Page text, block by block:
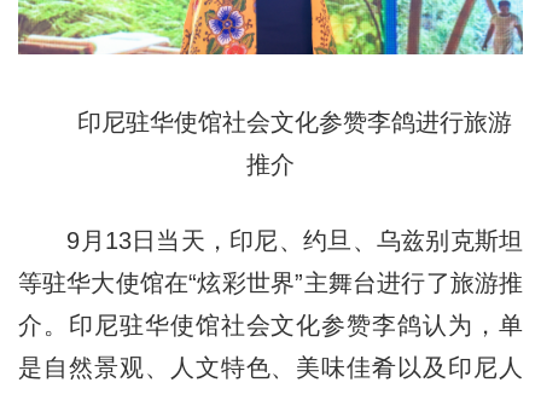
印尼驻华使馆社会文化参赞李鸽进行旅游
推介
9月13日当天，印尼、约旦、乌兹别克斯坦
等驻华大使馆在“炫彩世界”主舞台进行了旅游推
介。印尼驻华使馆社会文化参赞李鸽认为，单
是自然景观、人文特色、美味佳肴以及印尼人